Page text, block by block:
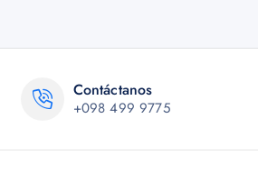
Contáctanos
+098 499 9775